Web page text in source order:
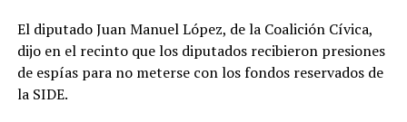
El diputado Juan Manuel López, de la Coalición Cívica,
dijo en el recinto que los diputados recibieron presiones
de espías para no meterse con los fondos reservados de
la SIDE.